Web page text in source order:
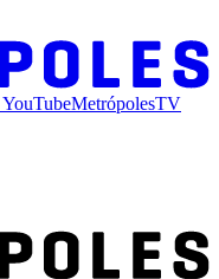
YouTubeMetrópolesTV